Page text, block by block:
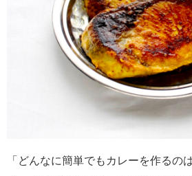
「どんなに簡単でもカレーを作るの